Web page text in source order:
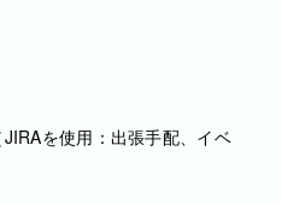
を使用：出張手配、イベ